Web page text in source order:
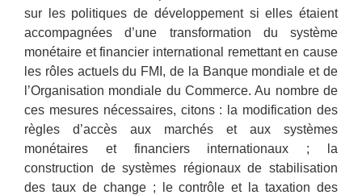
sur les politiques de développement si elles étaient
accompagnées d’une transformation du système
monétaire et financier international remettant en cause
les rôles actuels du FMI, de la Banque mondiale et de
l’Organisation mondiale du Commerce. Au nombre de
ces mesures nécessaires, citons : la modification des
règles d’accès aux marchés et aux systèmes
monétaires et financiers internationaux ; la
construction de systèmes régionaux de stabilisation
des taux de change ; le contrôle et la taxation des